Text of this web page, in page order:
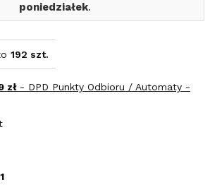
poniedziałek.
192 szt.
zł - DPD Punkty Odbioru / Automaty -